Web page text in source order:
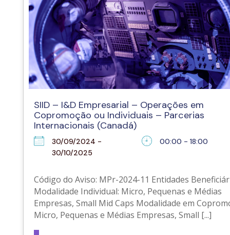
SIID – I&D Empresarial – Operações em
Copromoção ou Individuais – Parcerias
Internacionais (Canadá)
30/09/2024 -
30/10/2025
00:00 - 18:00
Código do Aviso: MPr-2024-11 Entidades
Modalidade Individual: Micro, Pequenas e Médias
Empresas, Small Mid Caps Modalidade em
Micro, Pequenas e Médias Empresas, Small [...]